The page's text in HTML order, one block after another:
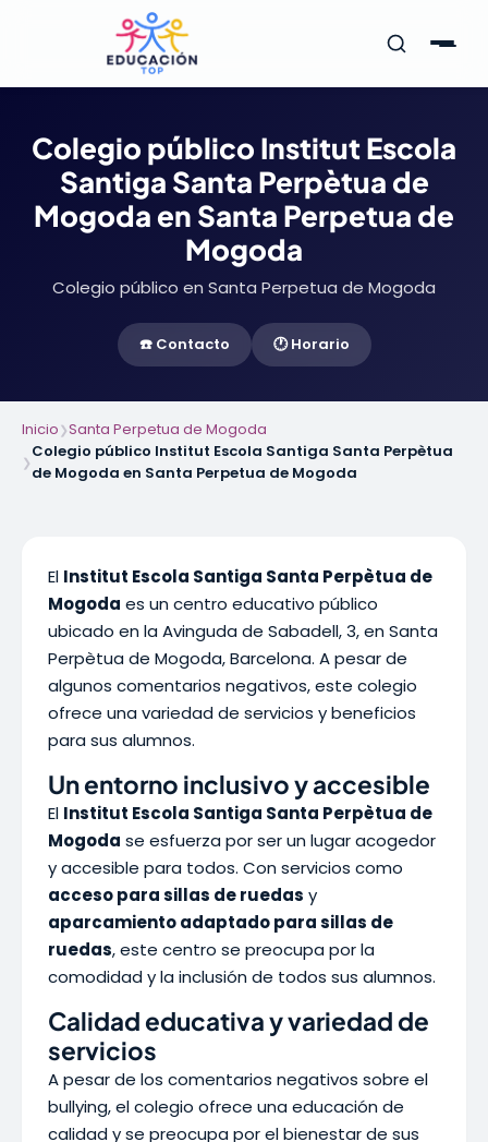
Colegio público Institut Escola
Santiga Santa Perpètua de
Mogoda en Santa Perpetua de
Mogoda
Colegio público en Santa Perpetua de Mogoda
☎️ Contacto 🕐 Horario
Inicio❯Santa Perpetua de Mogoda
❯
Colegio público Institut Escola Santiga Santa Perpètua
de Mogoda en Santa Perpetua de Mogoda
El Institut Escola Santiga Santa Perpètua de
Mogoda es un centro educativo público
ubicado en la Avinguda de Sabadell, 3, en Santa
Perpètua de Mogoda, Barcelona. A pesar de
algunos comentarios negativos, este colegio
ofrece una variedad de servicios y beneficios
para sus alumnos.
Un entorno inclusivo y accesible
El Institut Escola Santiga Santa Perpètua de
Mogoda se esfuerza por ser un lugar acogedor
y accesible para todos. Con servicios como
acceso para sillas de ruedas y
aparcamiento adaptado para sillas de
ruedas, este centro se preocupa por la
comodidad y la inclusión de todos sus alumnos.
Calidad educativa y variedad de
servicios
A pesar de los comentarios negativos sobre el
bullying, el colegio ofrece una educación de
calidad y se preocupa por el bienestar de sus